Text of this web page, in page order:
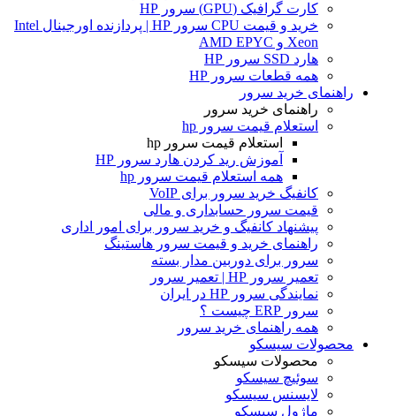
کارت گرافیک (GPU) سرور HP
خرید و قیمت CPU سرور HP | پردازنده اورجینال Intel
Xeon و AMD EPYC
هارد SSD سرور HP
همه قطعات سرور HP
راهنمای خرید سرور
راهنمای خرید سرور
استعلام قیمت سرور hp
استعلام قیمت سرور hp
آموزش ريد كردن هارد سرور HP
همه استعلام قیمت سرور hp
کانفیگ خرید سرور برای VoIP
قیمت سرور حسابداری و مالی
پیشنهاد کانفیگ و خرید سرور برای امور اداری
راهنمای خرید و قیمت سرور هاستینگ
سرور برای دوربین مدار بسته
تعمیر سرور HP | تعمیر سرور
نمایندگی سرور HP در ایران
سرور ERP چیست ؟
همه راهنمای خرید سرور
محصولات سیسکو
محصولات سیسکو
سوئیچ سیسکو
لایسنس سیسکو
ماژول سیسکو